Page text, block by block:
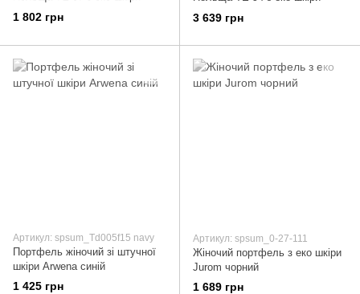
1 802 грн 3 639 грн
Артикул: spsum_Td005f15 navy
Портфель жіночий зі штучної
шкіри Arwena синій
1 425 грн
Артикул: spsum_0-27-111
Жіночий портфель з еко шкіри
Jurom чорний
1 689 грн